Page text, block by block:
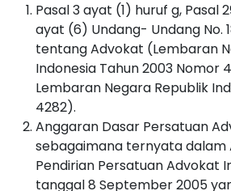
Pasal 3 ayat (1) huruf g, Pasal
ayat (6) Undang- Undang No.
tentang Advokat (Lembaran
Indonesia Tahun 2003 Nomor
Lembaran Negara Republik
4282).
Anggaran Dasar Persatuan
sebagaimana ternyata dalam
Pendirian Persatuan Advokat
tanggal 8 September 2005